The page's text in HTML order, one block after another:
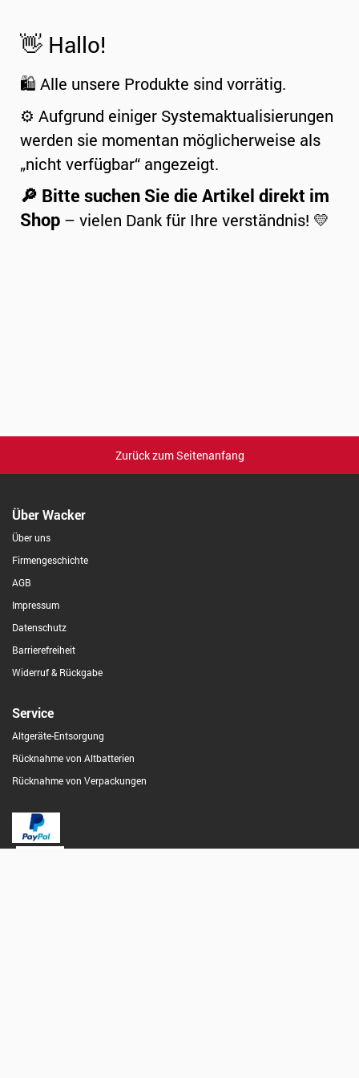
👋 Hallo!
🛍️ Alle unsere Produkte sind vorrätig.
⚙️ Aufgrund einiger Systemaktualisierungen
werden sie momentan möglicherweise als
„nicht verfügbar“ angezeigt.
🔎 Bitte suchen Sie die Artikel direkt im
Shop – vielen Dank für Ihre verständnis! 💛
Zurück zum Seitenanfang
Über Wacker
Über uns
Firmengeschichte
AGB
Impressum
Datenschutz
Barrierefreiheit
Widerruf & Rückgabe
Service
Altgeräte-Entsorgung
Rücknahme von Altbatterien
Rücknahme von Verpackungen